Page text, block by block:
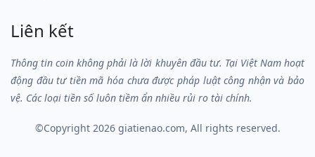
Liên kết
Thông tin coin không phải là lời khuyên đầu tư. Tại Việt Nam hoạt
động đầu tư tiền mã hóa chưa được pháp luật công nhận và bảo
vệ. Các loại tiền số luôn tiềm ẩn nhiều rủi ro tài chính.
©Copyright 2026 giatienao.com, All rights reserved.